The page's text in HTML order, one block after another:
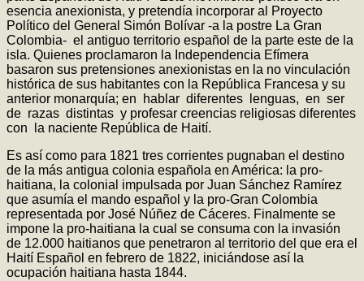
esencia anexionista, y pretendía incorporar al Proyecto
Político del General Simón Bolívar -a la postre La Gran
Colombia- el antiguo territorio español de la parte este de la
isla. Quienes proclamaron la Independencia Efímera
basaron sus pretensiones anexionistas en la no vinculación
histórica de sus habitantes con la República Francesa y su
anterior monarquía; en hablar diferentes lenguas, en ser
de razas distintas y profesar creencias religiosas diferentes
con la naciente República de Haití.
Es así como para 1821 tres corrientes pugnaban el destino
de la más antigua colonia española en América: la pro-
haitiana, la colonial impulsada por Juan Sánchez Ramírez
que asumía el mando español y la pro-Gran Colombia
representada por José Núñez de Cáceres. Finalmente se
impone la pro-haitiana la cual se consuma con la invasión
de 12.000 haitianos que penetraron al territorio del que era el
Haití Español en febrero de 1822, iniciándose así la
ocupación haitiana hasta 1844.